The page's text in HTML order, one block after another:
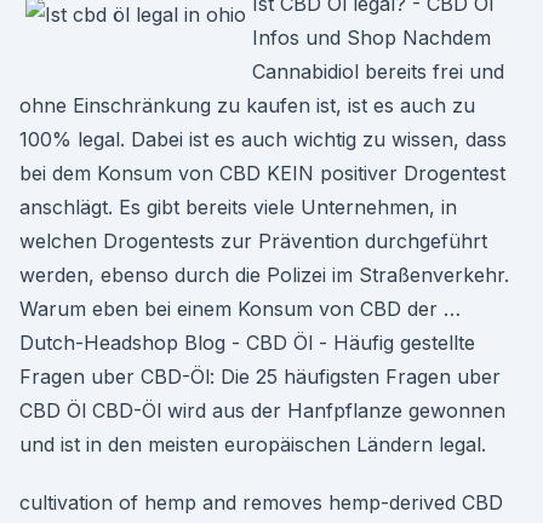
Infos und Shop Nachdem
Cannabidiol bereits frei und
ohne Einschränkung zu kaufen ist, ist es auch zu
100% legal. Dabei ist es auch wichtig zu wissen, dass
bei dem Konsum von CBD KEIN positiver Drogentest
anschlägt. Es gibt bereits viele Unternehmen, in
welchen Drogentests zur Prävention durchgeführt
werden, ebenso durch die Polizei im Straßenverkehr.
Warum eben bei einem Konsum von CBD der …
Dutch-Headshop Blog - CBD Öl - Häufig gestellte
Fragen uber CBD-Öl: Die 25 häufigsten Fragen uber
CBD Öl CBD-Öl wird aus der Hanfpflanze gewonnen
und ist in den meisten europäischen Ländern legal.
cultivation of hemp and removes hemp-derived CBD